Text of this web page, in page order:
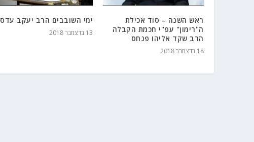
ראש השנה – סוד אכילת
ה"רימון" עפ"י חכמת הקבלה
הרב שקד אליהו פנחס
18 בדצמבר 2018
ימי השובבים הרב יעקב עדס
13 בדצמבר 2018